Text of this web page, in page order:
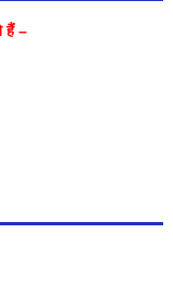
हैं –